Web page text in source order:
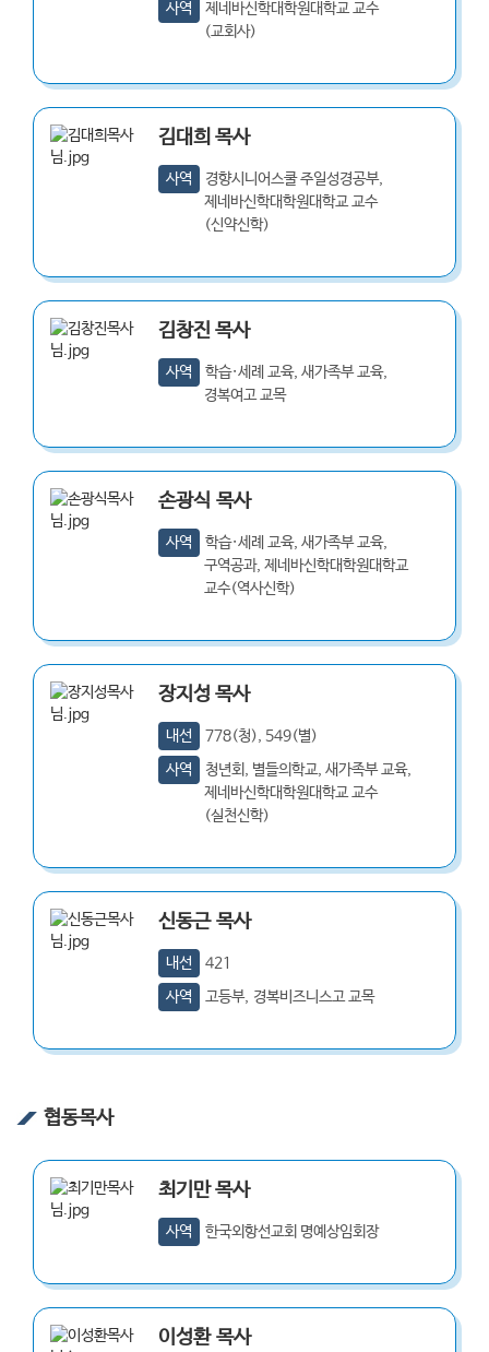
사역
제네바신학대학원대학교 교수
(교회사)
김대희 목사
사역
경향시니어스쿨 주일성경공부,
제네바신학대학원대학교 교수
(신약신학)
김창진 목사
사역
학습·세례 교육, 새가족부 교육,
경복여고 교목
손광식 목사
사역
학습·세례 교육, 새가족부 교육,
구역공과, 제네바신학대학원대학교
교수(역사신학)
장지성 목사
내선
778(청), 549(별)
사역
청년회, 별들의학교, 새가족부 교육,
제네바신학대학원대학교 교수
(실천신학)
신동근 목사
내선
421
사역
고등부, 경복비즈니스고 교목
협동목사
최기만목사
사역 한국외항선교회 명예상임회장
이성환 목사